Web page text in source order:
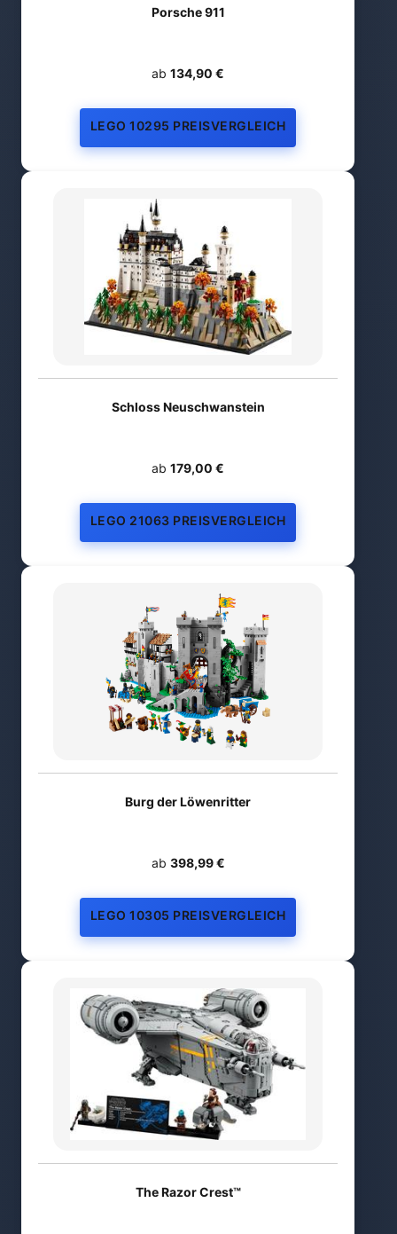
Porsche 911
ab 134,90 €
LEGO 10295 PREISVERGLEICH
Schloss Neuschwanstein
ab 179,00 €
LEGO 21063 PREISVERGLEICH
Burg der Löwenritter
ab 398,99 €
LEGO 10305 PREISVERGLEICH
The Razor Crest™